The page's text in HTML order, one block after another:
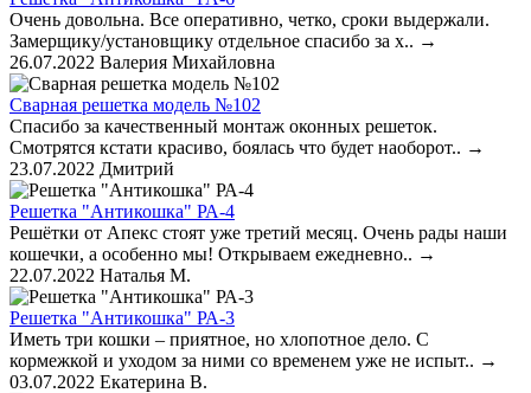
Очень довольна. Все оперативно, четко, сроки выдержали.
Замерщику/установщику отдельное спасибо за х.. →
26.07.2022 Валерия Михайловна
Сварная решетка модель №102
Спасибо за качественный монтаж оконных решеток.
Смотрятся кстати красиво, боялась что будет наоборот.. →
23.07.2022 Дмитрий
Решетка "Антикошка" РА-4
Решётки от Апекс стоят уже третий месяц. Очень рады наши
кошечки, а особенно мы! Открываем ежедневно.. →
22.07.2022 Наталья М.
Решетка "Антикошка" РА-3
Иметь три кошки – приятное, но хлопотное дело. С
кормежкой и уходом за ними со временем уже не испыт.. →
03.07.2022 Екатерина В.